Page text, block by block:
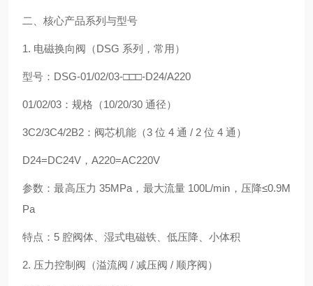
二、核心产品系列与型号
1. 电磁换向阀（DSG 系列，常用）
型号：DSG-01/02/03-□□□-D24/A220
01/02/03：规格（10/20/30 通径）
3C2/3C4/2B2：阀芯机能（3 位 4 通 / 2 位 4 通）
D24=DC24V，A220=AC220V
参数：最高压力 35MPa，最大流量 100L/min，压降≤0.9M
Pa
特点：5 腔阀体、湿式电磁铁、低压降、小体积
2. 压力控制阀（溢流阀 / 减压阀 / 顺序阀）